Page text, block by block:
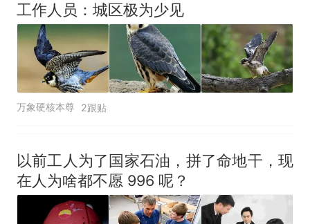
工作人员：城区极为少见
万象硬核本尊 2跟贴
以前工人为了国家石油，拼了命地干，现
在人为啥都不愿 996 呢？